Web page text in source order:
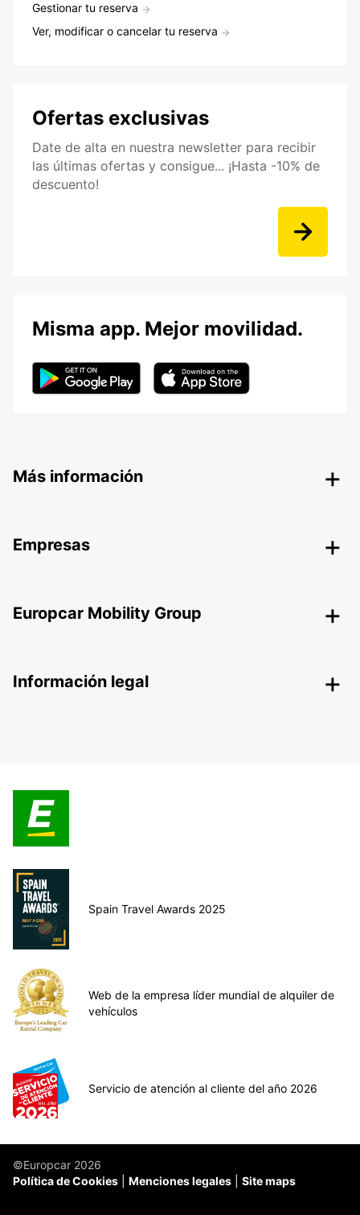
Gestionar tu reserva
Ver, modificar o cancelar tu reserva
Ofertas exclusivas
Date de alta en nuestra newsletter para recibir
las últimas ofertas y consigue... ¡Hasta -10% de
descuento!
Misma app. Mejor movilidad.
Más información
Empresas
Europcar Mobility Group
Información legal
Spain Travel Awards 2025
Web de la empresa líder mundial de alquiler de
vehículos
Servicio de atención al cliente del año 2026
©Europcar 2026
Política de Cookies
Menciones legales Site maps